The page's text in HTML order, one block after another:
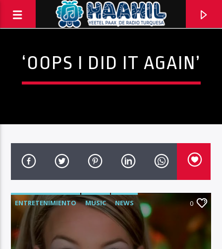
INFORMATIVO TURQUESA – 1RA EMISIÓN
8:30 AM
‘OOPS I DID IT AGAIN’
ENTRETENIMIENTO MUSIC NEWS 0